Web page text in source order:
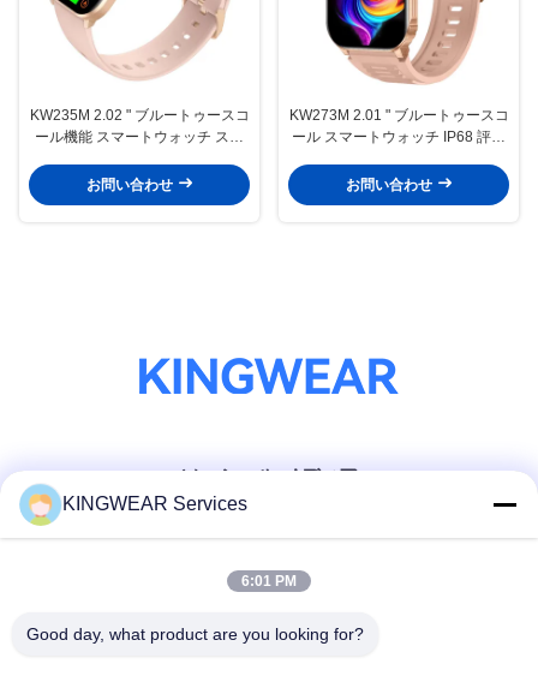
KW235M 2.02 " ブルートゥースコ
ール機能 スマートウォッチ スマ
モニター
お問い合わせ
KW273M 2.01 " ブルートゥースコ
ール スマートウォッチ IP68 評価
ション
お問い合わせ
ソーシャル メディア
迅速な連絡
テレ
KINGWEAR Services
6:01 PM
Good day, what product are you looking for?